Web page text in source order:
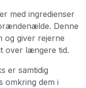
med ingredienser
Denne
og giver rejerne
over længere tid.
er samtidig
omkring dem i